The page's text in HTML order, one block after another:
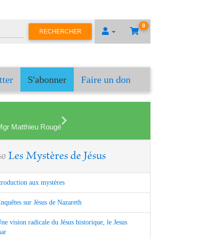
0
RECHERCHER
S'abonner Faire un don
Matthieu Rougé
Les Mystères de Jésus
aux mystères
sur Jésus de Nazareth
vision radicale du Jésus historique, le Jesus